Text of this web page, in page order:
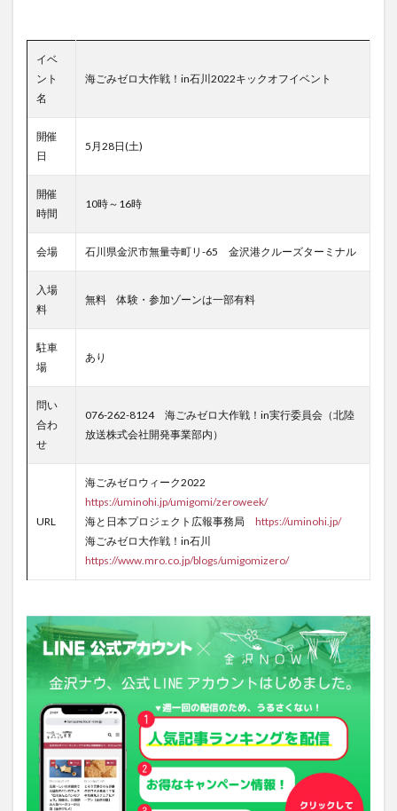
イベ
ント
名
海ごみゼロ大作戦！in石川2022キックオフイベント
開催
日
5月28日(土)
開催
時間
10時～16時
会場 石川県金沢市無量寺町リ-65 金沢港クルーズターミナル
入場
料
無料 体験・参加ゾーンは一部有料
駐車
場
あり
問い
合わ
せ
076-262-8124 海ごみゼロ大作戦！in実行委員会（北陸
放送株式会社開発事業部内）
URL
海ごみゼロウィーク2022
https://uminohi.jp/umigomi/zeroweek/
海と日本プロジェクト広報事務局 https://uminohi.jp/
海ごみゼロ大作戦！in石川
https://www.mro.co.jp/blogs/umigomizero/